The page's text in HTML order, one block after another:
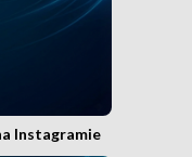
Instagramie